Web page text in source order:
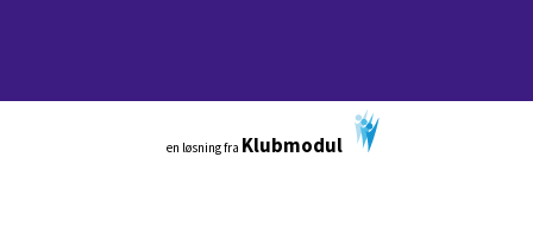
en løsning fra Klubmodul